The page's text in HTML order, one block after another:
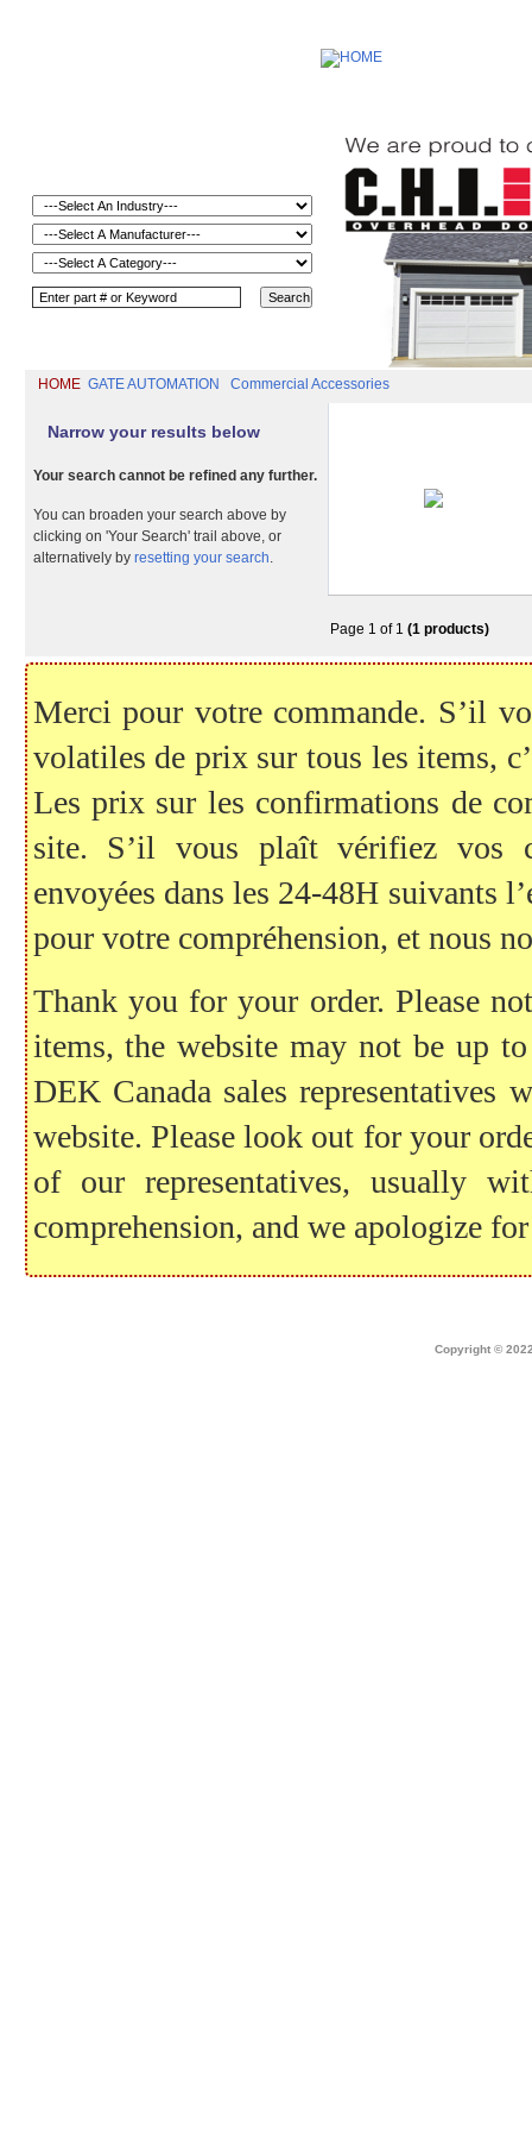
HOME GATE AUTOMATION Commercial Accessories
Narrow your results below
Your search cannot be refined any further.
You can broaden your search above by
clicking on 'Your Search' trail above, or
alternatively by resetting your search.
Page 1 of 1 (1 products)
Merci pour votre commande. S’il
volatiles de prix sur tous les items,
Les prix sur les confirmations de
site. S’il vous plaît vérifiez vos
envoyées dans les 24-48H suivants
pour votre compréhension, et nous
Thank you for your order. Please
items, the website may not be up
DEK Canada sales representatives
website. Please look out for your
of our representatives, usually
comprehension, and we apologize
Copyright ©